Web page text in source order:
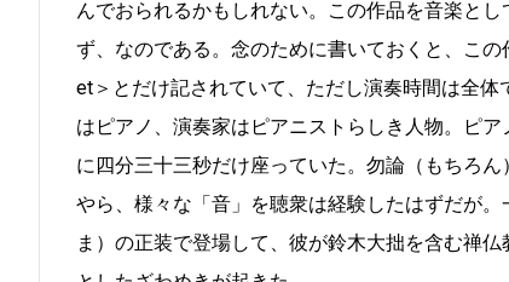
んでおられるかもしれない。この作品を音楽と
ず、なのである。念のために書いておくと、こ
et＞とだけ記されていて、ただし演奏時間は全
はピアノ、演奏家はピアニストらしき人物。ピ
に四分三十三秒だけ座っていた。勿論（もちろ
やら、様々な「音」を聴衆は経験したはずだが
ま）の正装で登場して、彼が鈴木大拙を含む禅